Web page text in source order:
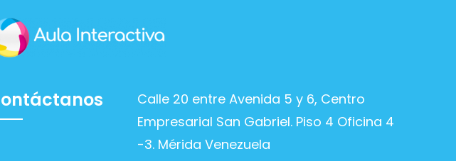
Calle 20 entre Avenida 5 y 6, Centro
Empresarial San Gabriel. Piso 4 Oficina 4
-3. Mérida Venezuela